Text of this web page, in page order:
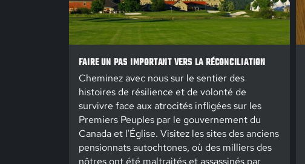
FAIRE UN PAS IMPORTANT VERS LA RÉCONCILIATION
Cheminez avec nous sur le sentier des
histoires de résilience et de volonté de
survivre face aux atrocités infligées sur les
Premiers Peuples par le gouvernement du
Canada et l'Église. Visitez les sites des anciens
pensionnats autochtones, où des milliers des
nôtres ont été maltraités et assassinés par